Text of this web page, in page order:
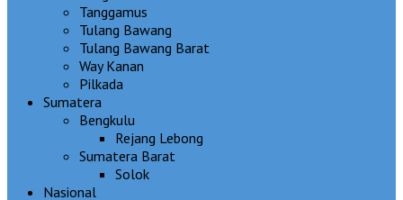
Tanggamus
Tulang Bawang
Tulang Bawang Barat
Way Kanan
Pilkada
Sumatera
Bengkulu
Rejang Lebong
Sumatera Barat
Solok
Nasional